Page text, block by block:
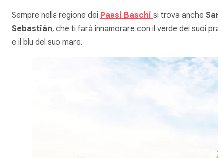
Sempre nella regione dei Paesi Baschi si trova anche San
Sebastián, che ti farà innamorare con il verde dei suoi
e il blu del suo mare.